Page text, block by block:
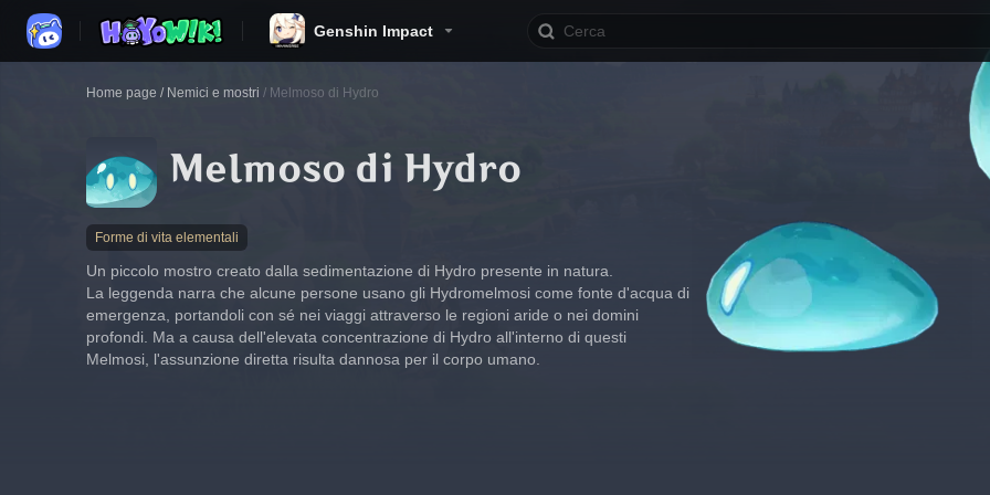
Genshin Impact
Home page / Nemici e mostri / Melmoso di Hydro
Melmoso di Hydro
Forme di vita elementali
Un piccolo mostro creato dalla sedimentazione di Hydro presente in natura.
La leggenda narra che alcune persone usano gli Hydromelmosi come fonte d'acqua di
emergenza, portandoli con sé nei viaggi attraverso le regioni aride o nei domini
profondi. Ma a causa dell'elevata concentrazione di Hydro all'interno di questi
Melmosi, l'assunzione diretta risulta dannosa per il corpo umano.